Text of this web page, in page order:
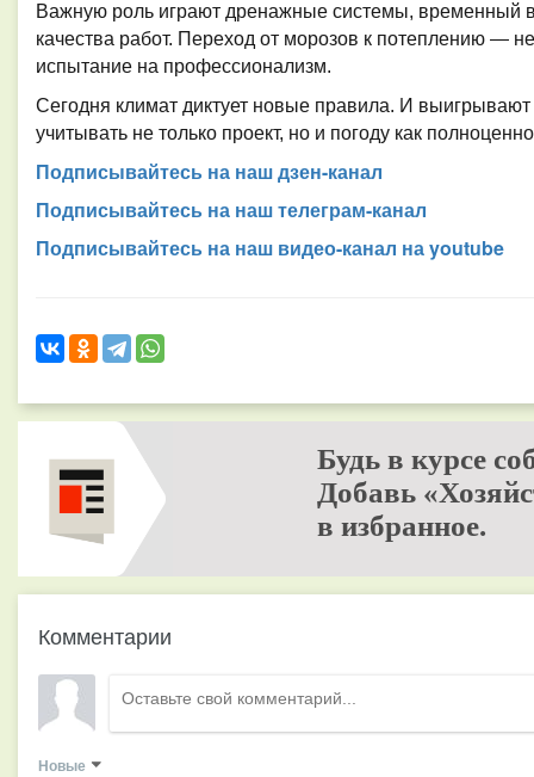
Важную роль играют дренажные системы, временный
качества работ. Переход от морозов к потеплению —
испытание на профессионализм.
Сегодня климат диктует новые правила. И
учитывать не только проект, но и погоду как
Подписывайтесь на наш дзен-канал
Подписывайтесь на наш телеграм-канал
Подписывайтесь на наш видео-канал на youtube
Будь в курсе
Добавь
в избранное.
Комментарии
Новые